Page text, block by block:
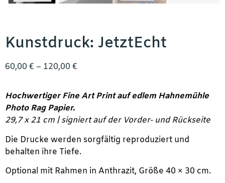
Kunstdruck: JetztEcht
60,00 € – 120,00 €
Hochwertiger Fine Art Print auf edlem Hahnemühle
Photo Rag Papier.
29,7 x 21 cm | signiert auf der Vorder- und Rückseite
Die Drucke werden sorgfältig reproduziert und
behalten ihre Tiefe.
Optional mit Rahmen in Anthrazit, Größe 40 × 30 cm.